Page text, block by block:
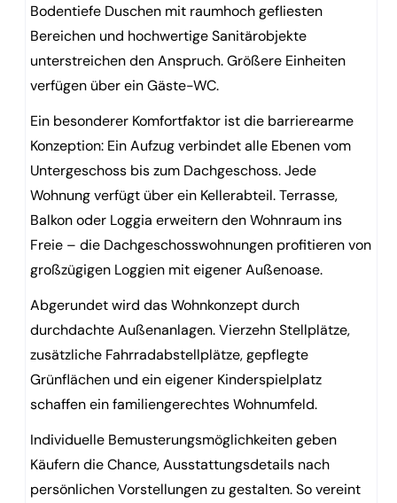
Bodentiefe Duschen mit raumhoch gefliesten
Bereichen und hochwertige Sanitärobjekte
unterstreichen den Anspruch. Größere Einheiten
verfügen über ein Gäste-WC.
Ein besonderer Komfortfaktor ist die barrierearme
Konzeption: Ein Aufzug verbindet alle Ebenen vom
Untergeschoss bis zum Dachgeschoss. Jede
Wohnung verfügt über ein Kellerabteil. Terrasse,
Balkon oder Loggia erweitern den Wohnraum ins
Freie – die Dachgeschosswohnungen profitieren von
großzügigen Loggien mit eigener Außenoase.
Abgerundet wird das Wohnkonzept durch
durchdachte Außenanlagen. Vierzehn Stellplätze,
zusätzliche Fahrradabstellplätze, gepflegte
Grünflächen und ein eigener Kinderspielplatz
schaffen ein familiengerechtes Wohnumfeld.
Individuelle Bemusterungsmöglichkeiten geben
Käufern die Chance, Ausstattungsdetails nach
persönlichen Vorstellungen zu gestalten. So vereint